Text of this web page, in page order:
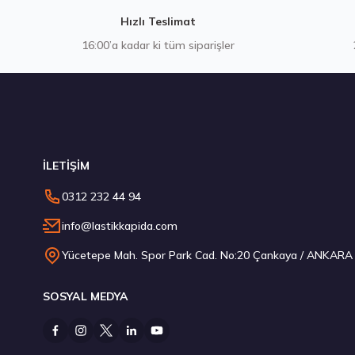
Kumho 255/30R20 92Y XL Ecsta PS72 S Yaz 2026
10.395,00 ₺
Hızlı Teslimat
16:00’a kadar ki tüm siparişler
İLETİŞİM
0312 232 44 94
info@lastikkapida.com
Yücetepe Mah. Spor Park Cad. No:20 Çankaya / ANKARA
SOSYAL MEDYA